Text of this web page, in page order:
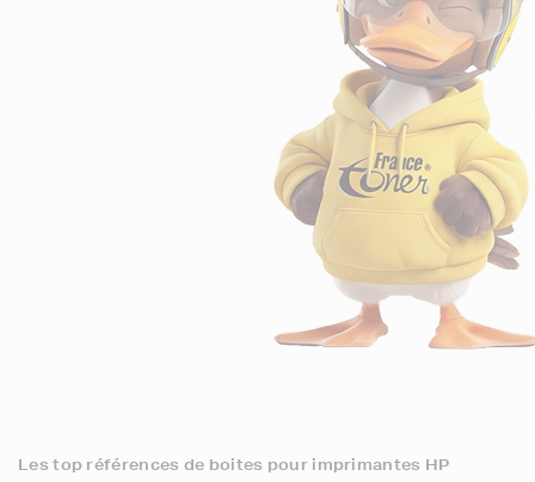
Les top références de boites pour imprimantes HP